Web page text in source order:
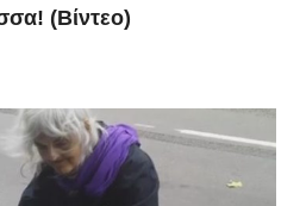
(Βίντεο)